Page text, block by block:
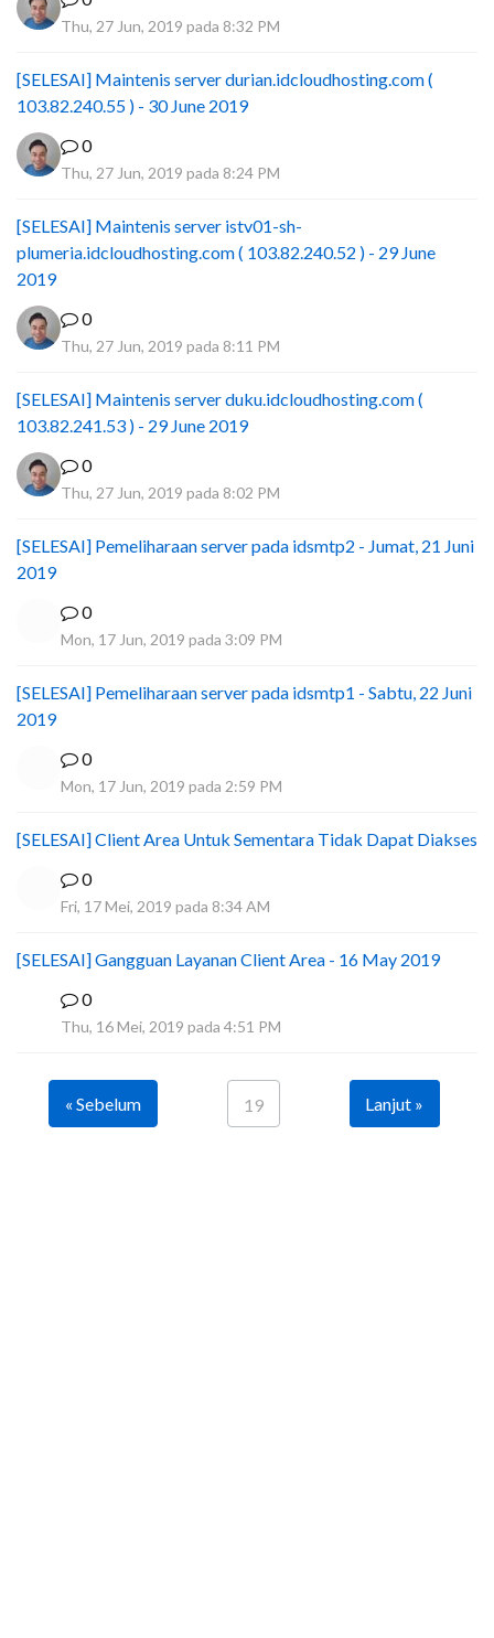
Thu, 27 Jun, 2019 pada 8:32 PM
[SELESAI] Maintenis server durian.idcloudhosting.com (
103.82.240.55 ) - 30 June 2019
0
Thu, 27 Jun, 2019 pada 8:24 PM
[SELESAI] Maintenis server istv01-sh-
plumeria.idcloudhosting.com ( 103.82.240.52 ) - 29 June
2019
0
Thu, 27 Jun, 2019 pada 8:11 PM
[SELESAI] Maintenis server duku.idcloudhosting.com (
103.82.241.53 ) - 29 June 2019
0
Thu, 27 Jun, 2019 pada 8:02 PM
[SELESAI] Pemeliharaan server pada idsmtp2 - Jumat, 21 Juni
2019
0
Mon, 17 Jun, 2019 pada 3:09 PM
[SELESAI] Pemeliharaan server pada idsmtp1 - Sabtu, 22 Juni
2019
0
Mon, 17 Jun, 2019 pada 2:59 PM
[SELESAI] Client Area Untuk Sementara Tidak Dapat Diakses
0
Fri, 17 Mei, 2019 pada 8:34 AM
[SELESAI] Gangguan Layanan Client Area - 16 May 2019
0
Thu, 16 Mei, 2019 pada 4:51 PM
« Sebelum 19 Lanjut »